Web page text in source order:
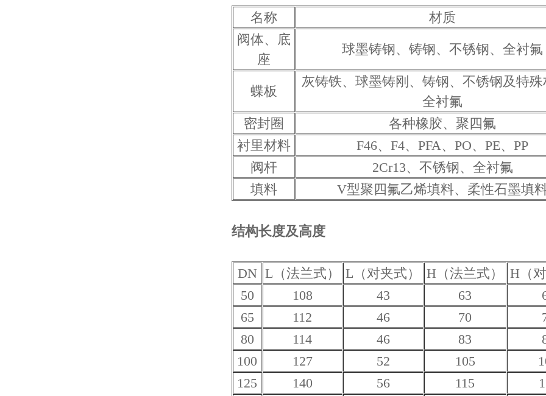
名称
材质
阀体、底
座
球墨铸钢、铸钢、不锈钢、全衬氟
蝶板
灰铸铁、球墨铸刚、铸钢、不锈钢及特
全衬氟
密封圈
各种橡胶、聚四氟
衬里材料
F46、F4、PFA、PO、PE、PP
阀杆
2Cr13、不锈钢、全衬氟
填料
V型聚四氟乙烯填料、柔性石墨填
结构长度及高度
DN L（法兰式） L（对夹式） H（法兰式）
H（
50
108 43 63
65
112 46 70
80
114 46 83
100
127 52 105
125
140 56 115